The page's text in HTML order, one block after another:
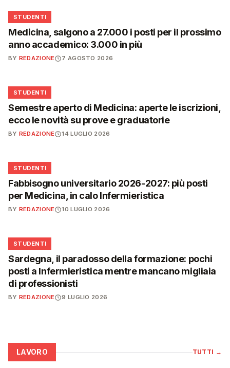
🎓
STUDENTI
Medicina, salgono a 27.000 i posti per il prossimo
anno accademico: 3.000 in più
BY REDAZIONE 7 AGOSTO 2026
🎓
STUDENTI
Semestre aperto di Medicina: aperte le iscrizioni,
ecco le novità su prove e graduatorie
BY REDAZIONE 14 LUGLIO 2026
🎓
STUDENTI
Fabbisogno universitario 2026-2027: più posti
per Medicina, in calo Infermieristica
BY REDAZIONE 10 LUGLIO 2026
🎓
STUDENTI
Sardegna, il paradosso della formazione: pochi
posti a Infermieristica mentre mancano migliaia
di professionisti
BY REDAZIONE 9 LUGLIO 2026
LAVORO TUTTI →